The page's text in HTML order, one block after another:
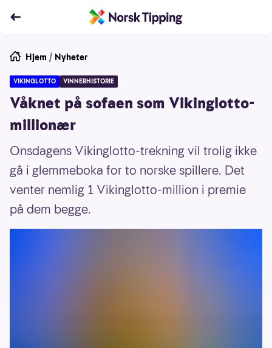
Hjem / Nyheter
VIKINGLOTTO VINNERHISTORIE
Våknet på sofaen som Vikinglotto-
millionær
Onsdagens Vikinglotto-trekning vil trolig ikke
gå i glemmeboka for to norske spillere. Det
venter nemlig 1 Vikinglotto-million i premie
på dem begge.